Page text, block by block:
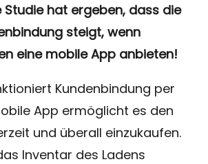
Studie hat ergeben, dass die
steigt, wenn
eine mobile App anbieten!
Kundenbindung per
App ermöglicht es den
und überall einzukaufen.
Inventar des Ladens